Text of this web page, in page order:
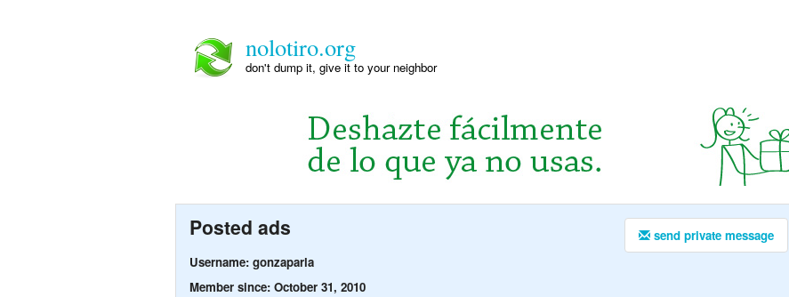
nolotiro.org
don't dump it, give it to your neighbor
send private message
Posted ads
Username: gonzaparla
Member since: October 31, 2010